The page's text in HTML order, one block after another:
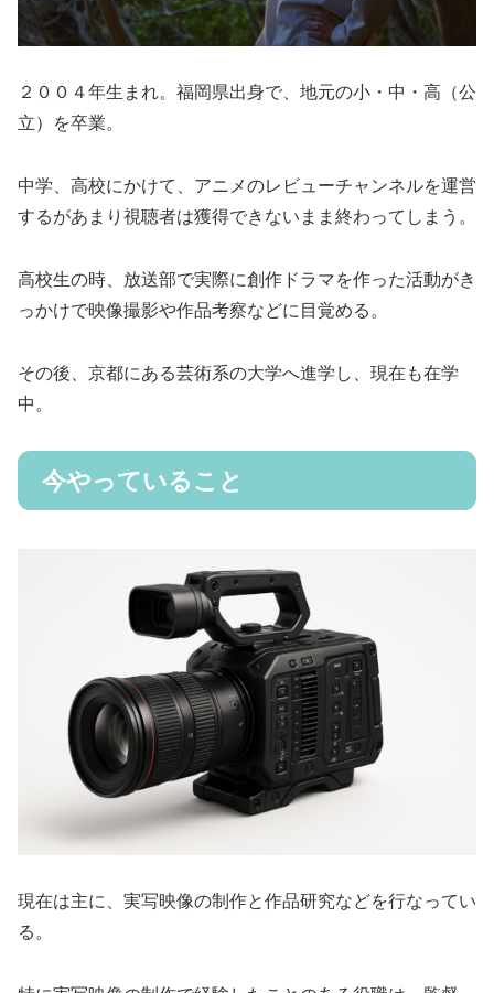
２００４年生まれ。福岡県出身で、地元の小・中・高（公
立）を卒業。
中学、高校にかけて、アニメのレビューチャンネルを運営
するがあまり視聴者は獲得できないまま終わってしまう。
高校生の時、放送部で実際に創作ドラマを作った活動がき
っかけで映像撮影や作品考察などに目覚める。
その後、京都にある芸術系の大学へ進学し、現在も在学
中。
今やっていること
現在は主に、実写映像の制作と作品研究などを行なってい
る。